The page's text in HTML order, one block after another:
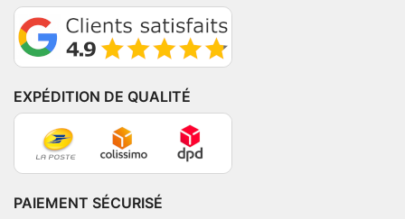
EXPÉDITION DE QUALITÉ
PAIEMENT SÉCURISÉ